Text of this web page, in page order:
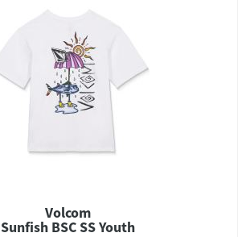
Volcom
Sunfish BSC SS Youth